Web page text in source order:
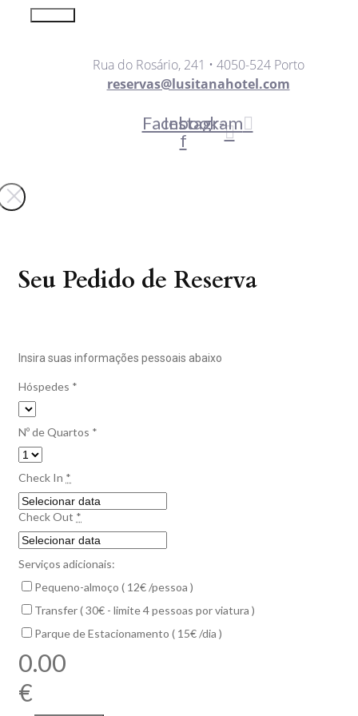
Rua do Rosário, 241 • 4050-524 Porto
reservas@lusitanahotel.com
Facebook-
f
Instagram
Seu Pedido de Reserva
Insira suas informações pessoais abaixo
Hóspedes *
Nº de Quartos *
Check In *
Check Out *
Serviços adicionais:
Pequeno-almoço ( 12€ /pessoa )
Transfer ( 30€ - limite 4 pessoas por viatura )
Parque de Estacionamento ( 15€ /dia )
0.00
€